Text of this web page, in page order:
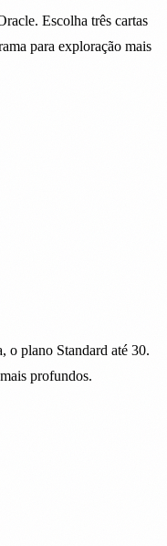
Escolha três cartas
para exploração mais
o plano Standard até 30.
profundos.